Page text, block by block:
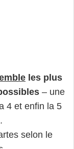
selon le
l’ordre…tout
informations
– attention,